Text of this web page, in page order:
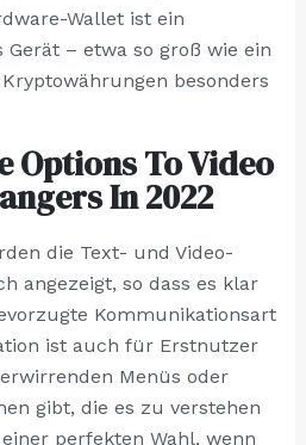
Wallet ist ein
Gerät – etwa so groß wie ein
besonders
Options To Video
In 2022
die Text- und Video-
angezeigt, so dass es klar
Kommunikationsart
ist auch für Erstnutzer
Menüs oder
gibt, die es zu verstehen
perfekten Wahl, wenn